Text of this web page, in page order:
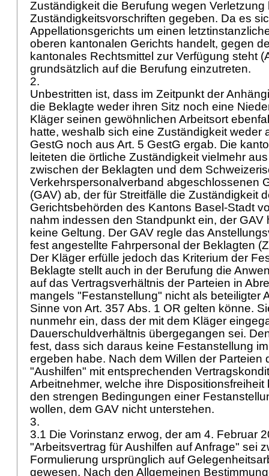
Zuständigkeit die Berufung wegen
Zuständigkeitsvorschriften gegeben. Da es
Appellationsgerichts um einen
oberen kantonalen Gerichts handelt, gegen
kantonales Rechtsmittel zur Verfügung steht (
grundsätzlich auf die Berufung einzutreten.
2.
Unbestritten ist, dass im Zeitpunkt der
die Beklagte weder ihren Sitz noch eine
Kläger seinen gewöhnlichen Arbeitsort
hatte, weshalb sich eine Zuständigkeit weder
GestG noch aus Art. 5 GestG ergab. Die
leiteten die örtliche Zuständigkeit vielmehr
zwischen der Beklagten und dem
Verkehrspersonalverband abgeschlossenen
(GAV) ab, der für Streitfälle die Zuständigkeit
Gerichtsbehörden des Kantons Basel-Stadt
nahm indessen den Standpunkt ein, der GAV
keine Geltung. Der GAV regle das
fest angestellte Fahrpersonal der Beklagten
Der Kläger erfülle jedoch das Kriterium der
Beklagte stellt auch in der Berufung die
auf das Vertragsverhältnis der Parteien in
mangels "Festanstellung" nicht als beteiligter
Sinne von Art. 357 Abs. 1 OR gelten könne.
nunmehr ein, dass der mit dem Kläger
Dauerschuldverhältnis übergegangen sei.
fest, dass sich daraus keine Festanstellung
ergeben habe. Nach dem Willen der Parteien
"Aushilfen" mit entsprechenden
Arbeitnehmer, welche ihre
den strengen Bedingungen einer
wollen, dem GAV nicht unterstehen.
3.
3.1 Die Vorinstanz erwog, der am 4. Februar
"Arbeitsvertrag für Aushilfen auf Anfrage" sei
Formulierung ursprünglich auf
gewesen. Nach den Allgemeinen